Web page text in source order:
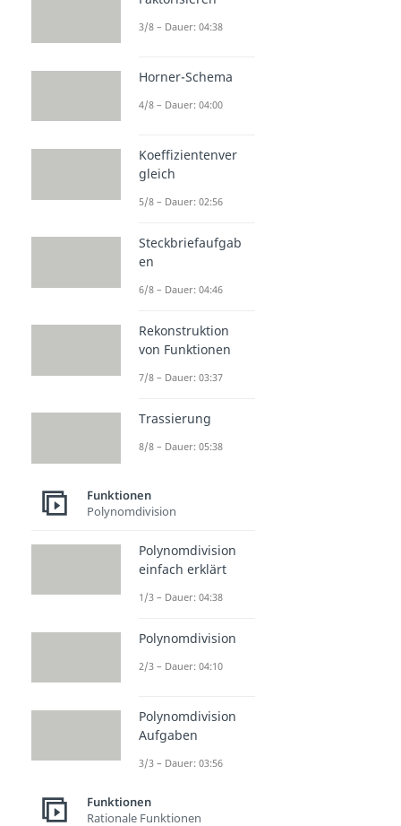
3/8 – Dauer: 04:38
Horner-Schema
4/8 – Dauer: 04:00
Koeffizientenver
gleich
5/8 – Dauer: 02:56
Steckbriefaufgab
en
6/8 – Dauer: 04:46
Rekonstruktion
von Funktionen
7/8 – Dauer: 03:37
Trassierung
8/8 – Dauer: 05:38
Funktionen
Polynomdivision
Polynomdivision
einfach erklärt
1/3 – Dauer: 04:38
Polynomdivision
2/3 – Dauer: 04:10
Polynomdivision
Aufgaben
3/3 – Dauer: 03:56
Funktionen
Rationale Funktionen